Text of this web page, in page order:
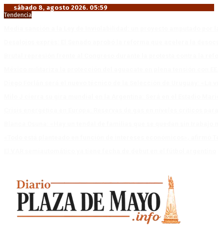
sábado 8, agosto 2026. 05:59
Tendencia